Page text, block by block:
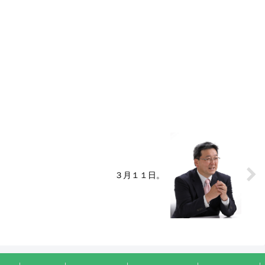
３月１１日。